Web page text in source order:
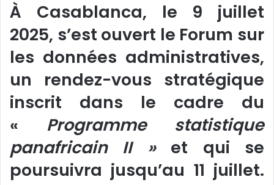
À Casablanca, le 9 juillet
2025, s’est ouvert le Forum sur
les données administratives,
un rendez-vous stratégique
inscrit dans le cadre du
« Programme statistique
panafricain II »et qui se
poursuivra jusqu’au 11 juillet.